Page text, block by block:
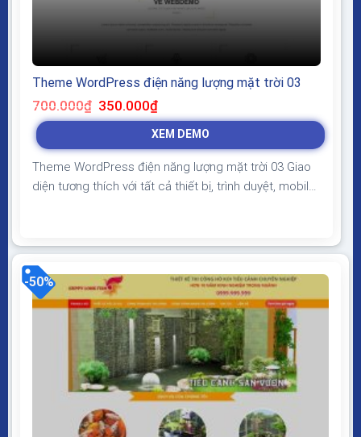
Theme WordPress điện năng lượng mặt trời 03
700.000₫ Giá
gốc
là:
350.000₫Giá
hiện
tại
là:
XEM DEMO
Theme WordPress điện năng lượng mặt trời 03 Giao
diện tương thích với tất cả thiết bị, trình duyệt, mobile,
load nhanh nhẹ tối ưu với các công cụ tìm kiếm
Theme sạch hoàn toàn 100%...
-50%